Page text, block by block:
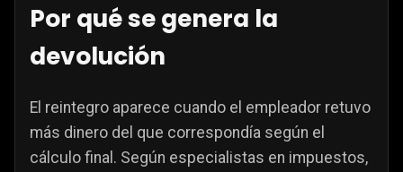
Por qué se genera la
devolución
El reintegro aparece cuando el empleador retuvo
más dinero del que correspondía según el
cálculo final. Según especialistas en impuestos,